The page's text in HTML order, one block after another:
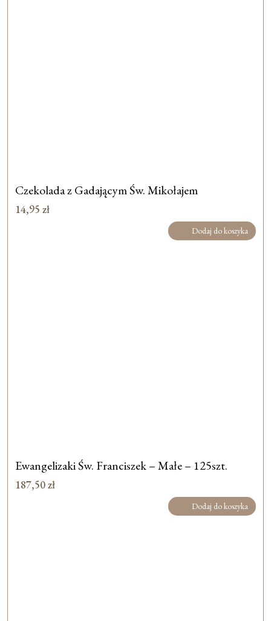
Czekolada z Gadającym Św. Mikołajem
14,95 zł
Dodaj do koszyka
Ewangelizaki Św. Franciszek – Małe – 125szt.
187,50zł
Dodaj do koszyka